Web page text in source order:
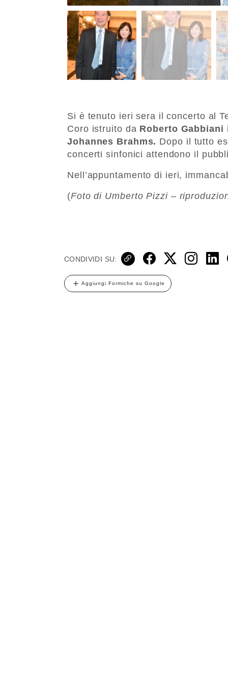
Si è tenuto ieri sera il concerto al
Coro istruito da Roberto Gabbiani
Johannes Brahms. Dopo il tutto
concerti sinfonici attendono il
Nell’appuntamento di ieri,
(Foto di Umberto Pizzi –
CONDIVIDI SU:
Aggiungi Formiche su Google